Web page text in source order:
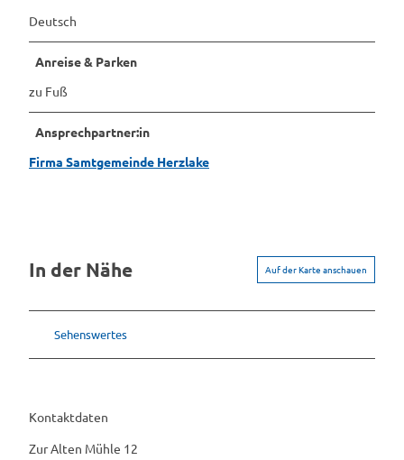
Deutsch
Anreise & Parken
zu Fuß
Ansprechpartner:in
Firma Samtgemeinde Herzlake
In der Nähe Auf der Karte anschauen
Sehenswertes
Kontaktdaten
Zur Alten Mühle 12